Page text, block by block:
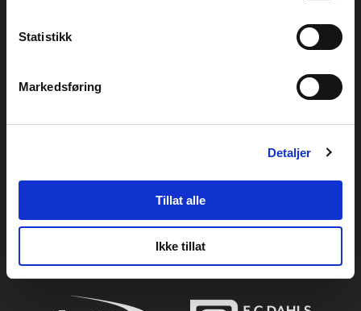
Statistikk
Markedsføring
Detaljer
Tillat alle
Ikke tillat